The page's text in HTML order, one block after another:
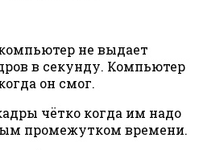
не выдает
в секунду. Компьютер
он смог.
чётко когда им надо
промежутком времени.